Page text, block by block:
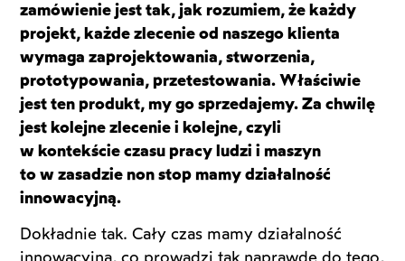
zamówienie jest tak, jak rozumiem, że każdy
projekt, każde zlecenie od naszego klienta
wymaga zaprojektowania, stworzenia,
prototypowania, przetestowania. Właściwie
jest ten produkt, my go sprzedajemy. Za chwilę
jest kolejne zlecenie i kolejne, czyli
w kontekście czasu pracy ludzi i maszyn
to w zasadzie non stop mamy działalność
innowacyjną.
Dokładnie tak. Cały czas mamy działalność